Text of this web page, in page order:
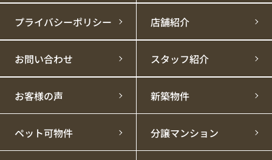
プライバシーポリシー 店舗紹介
お問い合わせ スタッフ紹介
お客様の声 新築物件
ペット可物件 分譲マンション